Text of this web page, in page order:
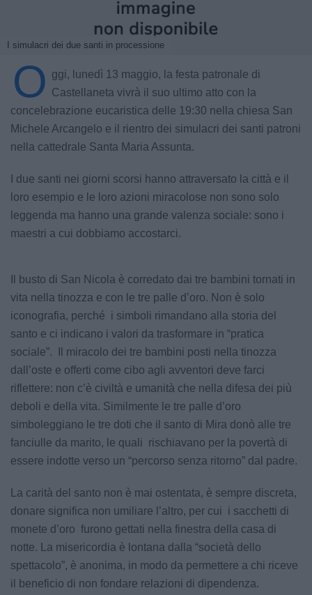
I simulacri dei due santi in processione
O ggi, lunedì 13 maggio, la festa patronale di
Castellaneta vivrà il suo ultimo atto con la
concelebrazione eucaristica delle 19:30 nella chiesa San
Michele Arcangelo e il rientro dei simulacri dei santi patroni
nella cattedrale Santa Maria Assunta.
I due santi nei giorni scorsi hanno attraversato la città e il
loro esempio e le loro azioni miracolose non sono solo
leggenda ma hanno una grande valenza sociale: sono i
maestri a cui dobbiamo accostarci.
Il busto di San Nicola è corredato dai tre bambini tornati in
vita nella tinozza e con le tre palle d’oro. Non è solo
iconografia, perché i simboli rimandano alla storia del
santo e ci indicano i valori da trasformare in “pratica
sociale”. Il miracolo dei tre bambini posti nella tinozza
dall’oste e offerti come cibo agli avventori deve farci
riflettere: non c’è civiltà e umanità che nella difesa dei più
deboli e della vita. Similmente le tre palle d’oro
simboleggiano le tre doti che il santo di Mira donò alle tre
fanciulle da marito, le quali rischiavano per la povertà di
essere indotte verso un “percorso senza ritorno” dal padre.
La carità del santo non è mai ostentata, è sempre discreta,
donare significa non umiliare l’altro, per cui i sacchetti di
monete d’oro furono gettati nella finestra della casa di
notte. La misericordia è lontana dalla “società dello
spettacolo”, è anonima, in modo da permettere a chi riceve
il beneficio di non fondare relazioni di dipendenza.